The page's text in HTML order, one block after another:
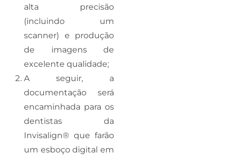
alta precisão
(incluindo um
scanner) e produção
de imagens de
excelente qualidade;
A seguir, a
documentação será
encaminhada para os
dentistas da
Invisalign® que farão
um esboço digital em